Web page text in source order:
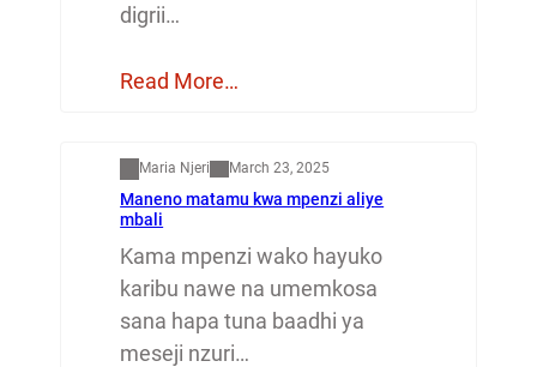
digrii…
Read More…
Maria Njeri March 23, 2025
Maneno matamu kwa mpenzi aliye
mbali
Kama mpenzi wako hayuko
karibu nawe na umemkosa
sana hapa tuna baadhi ya
meseji nzuri…